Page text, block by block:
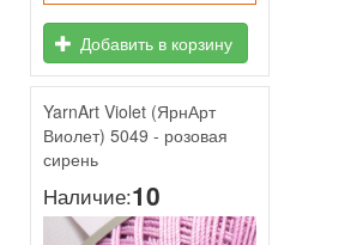
Добавить в корзину
YarnArt Violet (ЯрнАрт
Виолет) 5049 - розовая
сирень
Наличие:10